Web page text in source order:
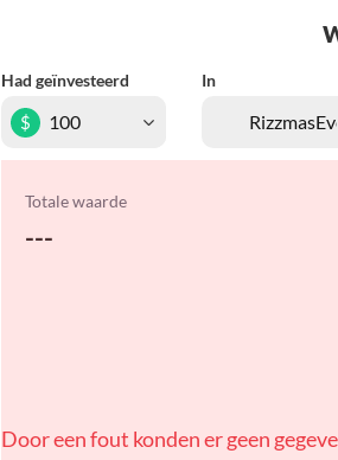
Had geïnvesteerd In
$
Totale waarde
---
Door een fout konden er geen